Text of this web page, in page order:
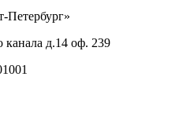
д.14 оф. 239